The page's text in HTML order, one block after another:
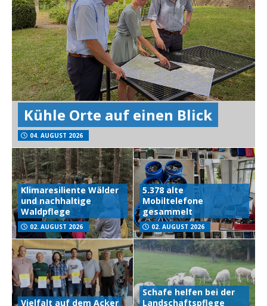
Kühle Orte auf einen Blick
04. AUGUST 2026
Klimaresiliente Wälder
und nachhaltige
Waldpflege
02. AUGUST 2026
5.378 alte
Mobiltelefone
gesammelt
02. AUGUST 2026
Vielfalt auf dem Acker
Schafe helfen bei der
Landschaftspflege